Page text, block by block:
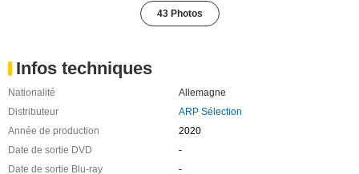
43 Photos
Infos techniques
Nationalité
Allemagne
Distributeur
ARP Sélection
Année de production
2020
Date de sortie DVD
-
Date de sortie Blu-ray
-